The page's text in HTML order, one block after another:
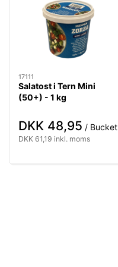
17111
Salatost i Tern Mini
(50+) - 1 kg
DKK 48,95 / Bucket
DKK 61,19 inkl. moms